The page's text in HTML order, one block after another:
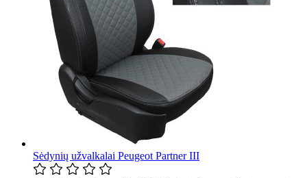
Sėdynių užvalkalai Peugeot Partner III